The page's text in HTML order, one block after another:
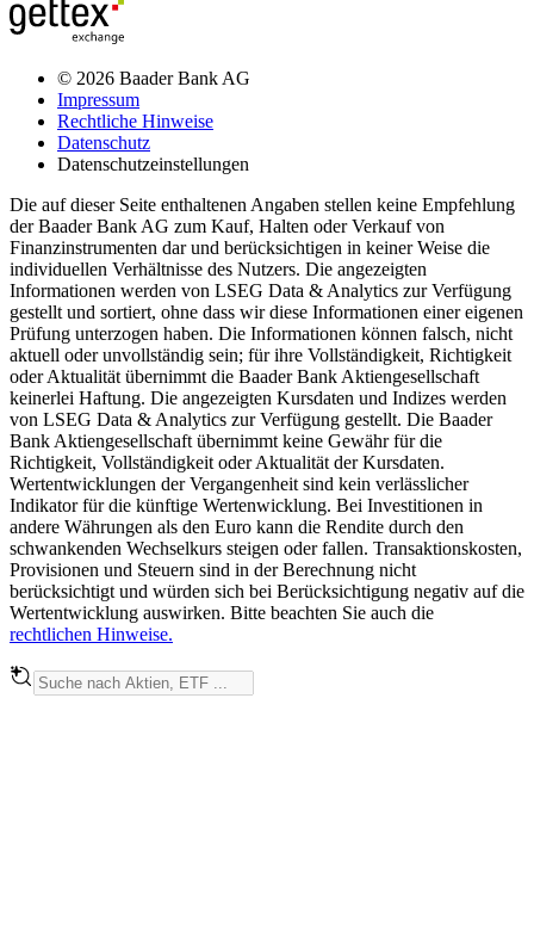
© 2026 Baader Bank AG
Impressum
Rechtliche Hinweise
Datenschutz
Datenschutzeinstellungen
Die auf dieser Seite enthaltenen Angaben stellen keine Empfehlung
der Baader Bank AG zum Kauf, Halten oder Verkauf von
Finanzinstrumenten dar und berücksichtigen in keiner Weise die
individuellen Verhältnisse des Nutzers. Die angezeigten
Informationen werden von LSEG Data & Analytics zur Verfügung
gestellt und sortiert, ohne dass wir diese Informationen einer eigenen
Prüfung unterzogen haben. Die Informationen können falsch, nicht
aktuell oder unvollständig sein; für ihre Vollständigkeit, Richtigkeit
oder Aktualität übernimmt die Baader Bank Aktiengesellschaft
keinerlei Haftung. Die angezeigten Kursdaten und Indizes werden
von LSEG Data & Analytics zur Verfügung gestellt. Die Baader
Bank Aktiengesellschaft übernimmt keine Gewähr für die
Richtigkeit, Vollständigkeit oder Aktualität der Kursdaten.
Wertentwicklungen der Vergangenheit sind kein verlässlicher
Indikator für die künftige Wertenwicklung. Bei Investitionen in
andere Währungen als den Euro kann die Rendite durch den
schwankenden Wechselkurs steigen oder fallen. Transaktionskosten,
Provisionen und Steuern sind in der Berechnung nicht
berücksichtigt und würden sich bei Berücksichtigung negativ auf die
Wertentwicklung auswirken. Bitte beachten Sie auch die
rechtlichen Hinweise.